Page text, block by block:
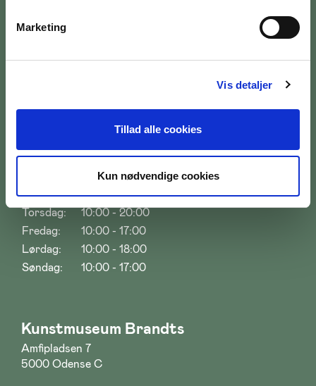
Marketing
Vis detaljer
Tillad alle cookies
Kun nødvendige cookies
Mandag:
10:00 - 17:00
10:00 - 17:00
Onsdag:
10:00 - 17:00
Torsdag:
10:00 - 20:00
Fredag:
10:00 - 17:00
Lørdag:
10:00 - 18:00
Søndag:
10:00 - 17:00
Kunstmuseum Brandts
Amfipladsen 7
5000 Odense C